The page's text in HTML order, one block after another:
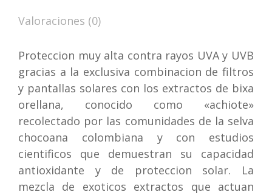
Valoraciones (0)
Proteccion muy alta contra rayos UVA y UVB
gracias a la exclusiva combinacion de filtros
y pantallas solares con los extractos de bixa
orellana, conocido como «achiote»
recolectado por las comunidades de la selva
chocoana colombiana y con estudios
cientificos que demuestran su capacidad
antioxidante y de proteccion solar. La
mezcla de exoticos extractos que actuan